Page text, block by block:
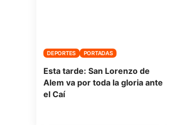
DEPORTES PORTADAS
Esta tarde: San Lorenzo de
Alem va por toda la gloria ante
el Caí